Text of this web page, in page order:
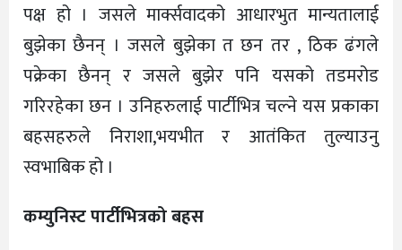
पक्ष हो । जसले मार्क्सवादको आधारभुत मान्यतालाई
बुझेका छैनन् । जसले बुझेका त छन तर , ठिक ढंगले
पक्रेका छैनन् र जसले बुझेर पनि यसको तडमरोड
गरिरहेका छन । उनिहरुलाई पार्टीभित्र चल्ने यस प्रकाका
बहसहरुले निराशा,भयभीत र आतंकित तुल्याउनु
स्वभाबिक हो ।
कम्युनिस्ट पार्टीभित्रको बहस